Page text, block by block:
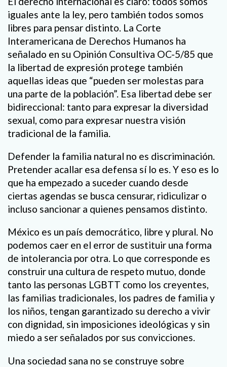
iguales ante la ley, pero también todos somos
libres para pensar distinto. La Corte
Interamericana de Derechos Humanos ha
señalado en su Opinión Consultiva OC-5/85 que
la libertad de expresión protege también
aquellas ideas que “pueden ser molestas para
una parte de la población”. Esa libertad debe ser
bidireccional: tanto para expresar la diversidad
sexual, como para expresar nuestra visión
tradicional de la familia.
Defender la familia natural no es discriminación.
Pretender acallar esa defensa sí lo es. Y eso es lo
que ha empezado a suceder cuando desde
ciertas agendas se busca censurar, ridiculizar o
incluso sancionar a quienes pensamos distinto.
México es un país democrático, libre y plural. No
podemos caer en el error de sustituir una forma
de intolerancia por otra. Lo que corresponde es
construir una cultura de respeto mutuo, donde
tanto las personas LGBTT como los creyentes,
las familias tradicionales, los padres de familia y
los niños, tengan garantizado su derecho a vivir
con dignidad, sin imposiciones ideológicas y sin
miedo a ser señalados por sus convicciones.
Una sociedad sana no se construye sobre